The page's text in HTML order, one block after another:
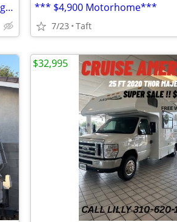
2022 Coachmen 19ft Travel Trailer (Dry Weight 2900 lb) - WE FINANCE *** $4,900 Motorhome***
7/23 Taft
$32,995